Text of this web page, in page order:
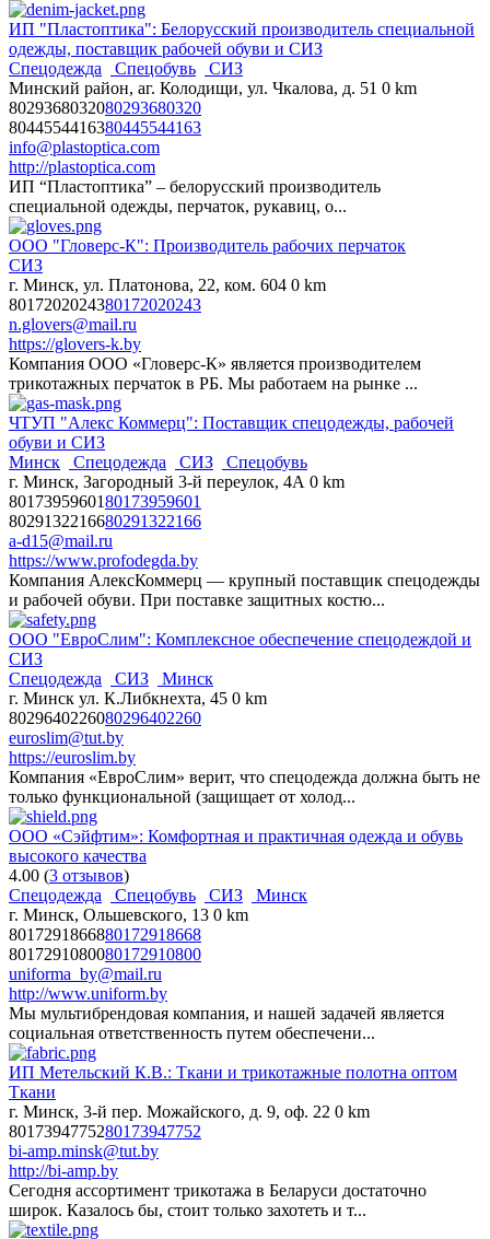
ИП "Пластоптика": Белорусский производитель специальной
одежды, поставщик рабочей обуви и СИЗ
Спецодежда
Спецобувь
СИЗ
Минский район, аг. Колодищи, ул. Чкалова, д. 51 0 km
8029368032080293680320
8044554416380445544163
info@plastoptica.com
http://plastoptica.com
ИП “Пластоптика” – белорусский производитель
специальной одежды, перчаток, рукавиц, о...
ООО "Гловерс-К": Производитель рабочих перчаток
СИЗ
г. Минск, ул. Платонова, 22, ком. 604 0 km
8017202024380172020243
n.glovers@mail.ru
https://glovers-k.by
Компания ООО «Гловерс-К» является производителем
трикотажных перчаток в РБ. Мы работаем на рынке ...
ЧТУП "Алекс Коммерц": Поставщик спецодежды, рабочей
обуви и СИЗ
Минск
Спецодежда СИЗ
Спецобувь
г. Минск, Загородный 3-й переулок, 4А 0 km
8017395960180173959601
8029132216680291322166
a-d15@mail.ru
https://www.profodegda.by
Компания АлексКоммерц — крупный поставщик спецодежды
и рабочей обуви. При поставке защитных костю...
ООО "ЕвроСлим": Комплексное обеспечение спецодеждой и
СИЗ
Спецодежда
СИЗ
Минск
г. Минск ул. К.Либкнехта, 45 0 km
8029640226080296402260
euroslim@tut.by
https://euroslim.by
Компания «ЕвроСлим» верит, что спецодежда должна быть не
только функциональной (защищает от холод...
ООО «Сэйфтим»: Комфортная и практичная одежда и обувь
высокого качества
4.00 (3 отзывов)
Спецодежда
Спецобувь СИЗ
Минск
г. Минск, Ольшевского, 13 0 km
8017291866880172918668
8017291080080172910800
uniforma_by@mail.ru
http://www.uniform.by
Мы мультибрендовая компания, и нашей задачей является
социальная ответственность путем обеспечени...
ИП Метельский К.В.: Ткани и трикотажные полотна оптом
Ткани
г. Минск, 3-й пер. Можайского, д. 9, оф. 22 0 km
8017394775280173947752
bi-amp.minsk@tut.by
http://bi-amp.by
Сегодня ассортимент трикотажа в Беларуси достаточно
широк. Казалось бы, стоит только захотеть и т...